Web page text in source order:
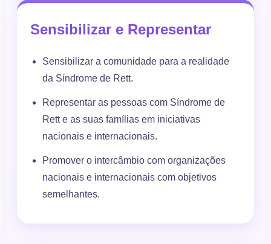
Sensibilizar e Representar
Sensibilizar a comunidade para a realidade
da Síndrome de Rett.
Representar as pessoas com Síndrome de
Rett e as suas famílias em iniciativas
nacionais e internacionais.
Promover o intercâmbio com organizações
nacionais e internacionais com objetivos
semelhantes.